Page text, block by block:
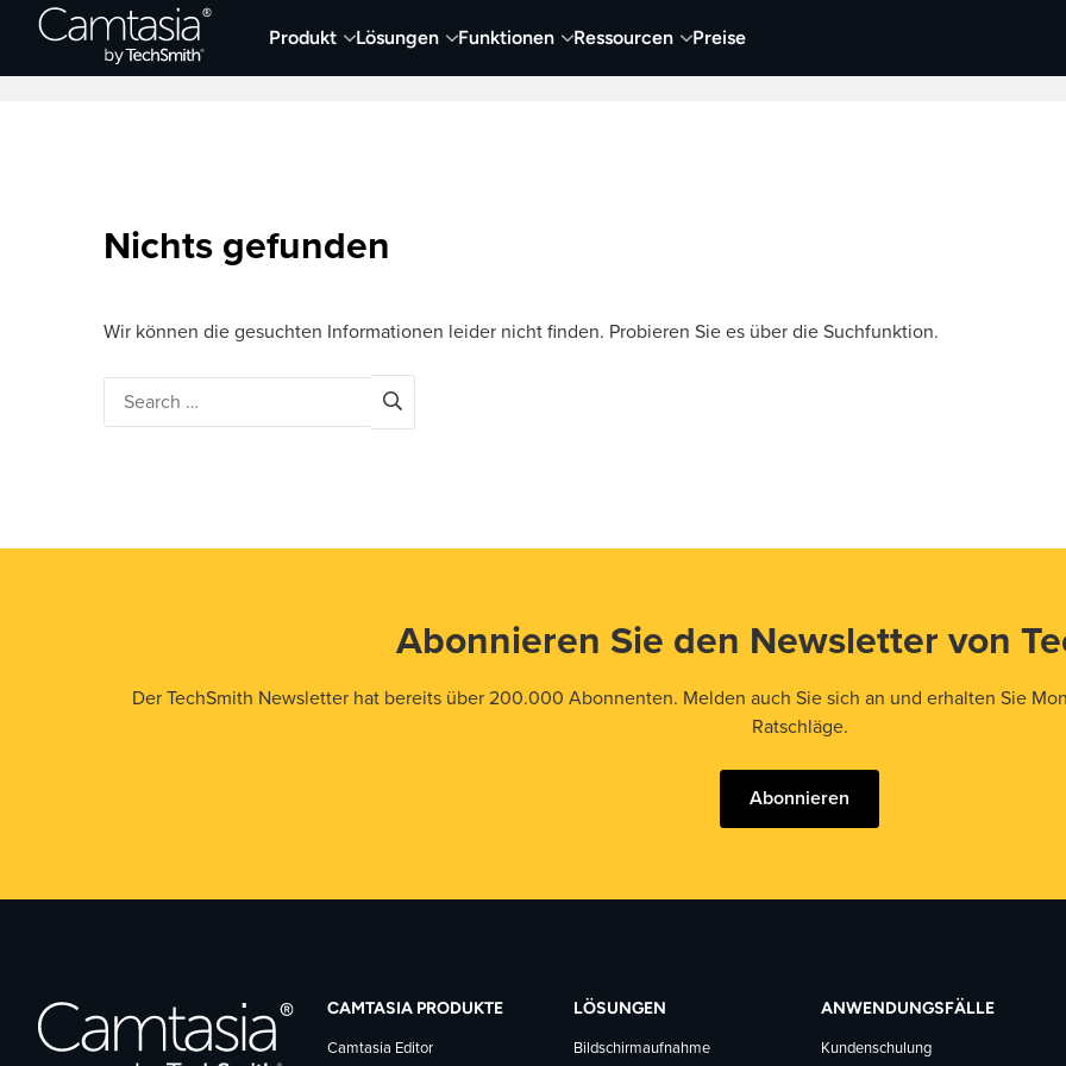
Direkt
Produkt Lösungen Funktionen Ressourcen Preise
Neueste Artikel Screen Capture und Aufnehmen Video Visueller Content
Nichts gefunden
Wir können die gesuchten Informationen leider nicht finden. Probieren Sie es über die Suchfunktion.
Abonnieren Sie den Newsletter von
Der TechSmith Newsletter hat bereits über 200.000 Abonnenten. Melden auch Sie sich an und erhalten Sie
Ratschläge.
Abonnieren
CAMTASIA PRODUKTE
Camtasia Editor
LÖSUNGEN
Bildschirmaufnahme
ANWENDUNGSFÄLLE
Kundenschulung